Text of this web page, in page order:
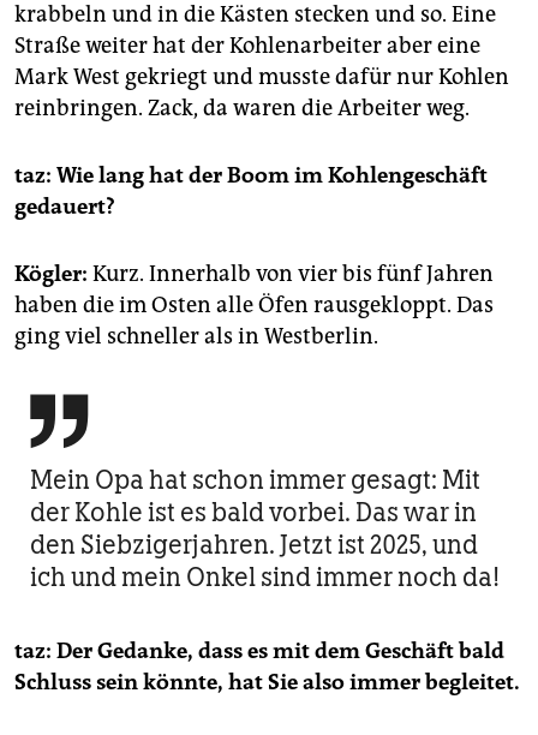
krabbeln und in die Kästen stecken und so. Eine
Straße weiter hat der Kohlenarbeiter aber eine
Mark West gekriegt und musste dafür nur Kohlen
reinbringen. Zack, da waren die Arbeiter weg.
taz: Wie lang hat der Boom im Kohlengeschäft
gedauert?
Kögler: Kurz. Innerhalb von vier bis fünf Jahren
haben die im Osten alle Öfen rausgekloppt. Das
ging viel schneller als in Westberlin.

Mein Opa hat schon immer gesagt: Mit
der Kohle ist es bald vorbei. Das war in
den Sieb­ziger­jahren. Jetzt ist 2025, und
ich und mein Onkel sind immer noch da!
taz: Der Gedanke, dass es mit dem Geschäft bald
Schluss sein könnte, hat Sie also immer begleitet.